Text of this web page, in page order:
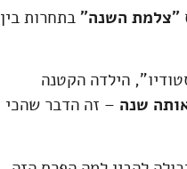
"צלמת השנה"בתחרות בין
הילדה הקטנה
שנה – זה הדבר שהכי